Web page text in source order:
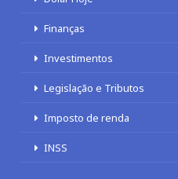
Finanças
Investimentos
Legislação e Tributos
Imposto de renda
INSS